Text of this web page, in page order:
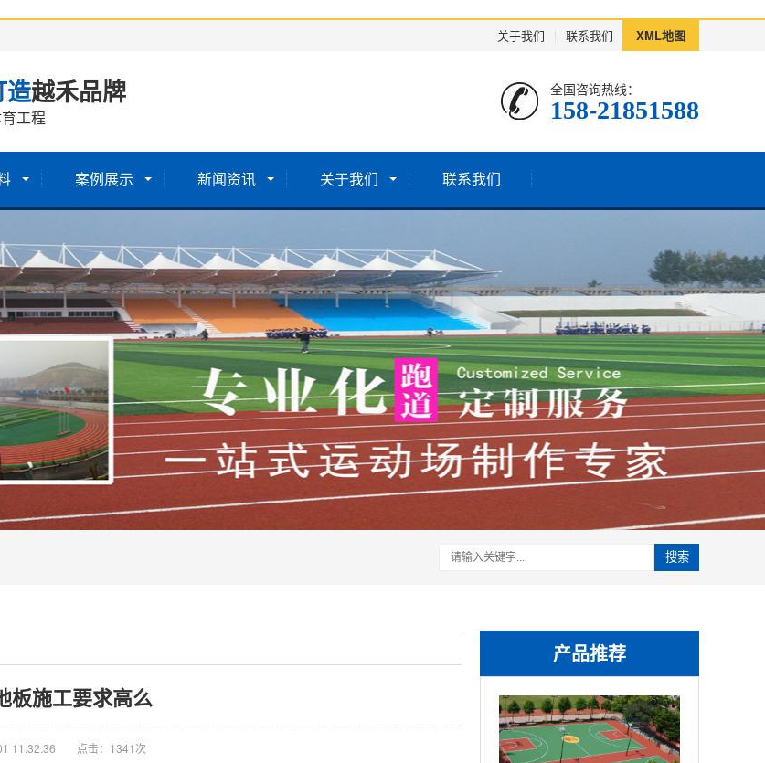
关于我们 联系我们 XML地图
造越禾品牌
工程
全国咨询热线：
158-21851588
案例展示 新闻资讯 关于我们 联系我们
搜索
产品推荐
板施工要求高么
11:32:36 点击：1341次